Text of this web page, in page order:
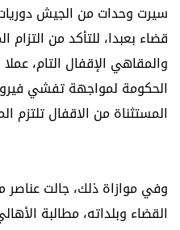
سيرت وحدات من الجيش
قضاء بعبدا، للتأكد من
والمقاهي الإقفال التام، عملا
الحكومة لمواجهة تفشي
المستثناة من الاقفال تلتزم
وفي موازاة ذلك، جالت
القضاء وبلداته، مطالبة